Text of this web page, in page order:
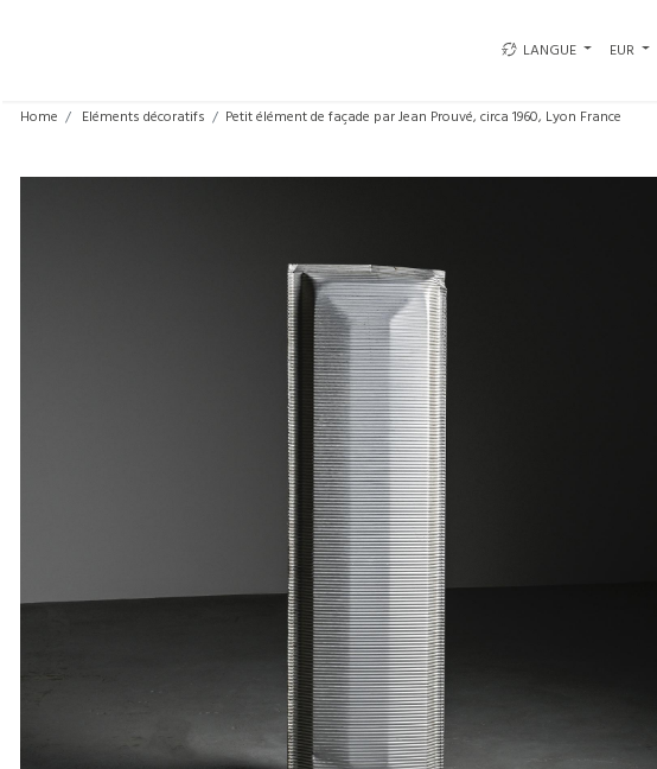
LANGUE EUR
Home Eléments décoratifs Petit élément de façade par Jean Prouvé, circa 1960, Lyon France